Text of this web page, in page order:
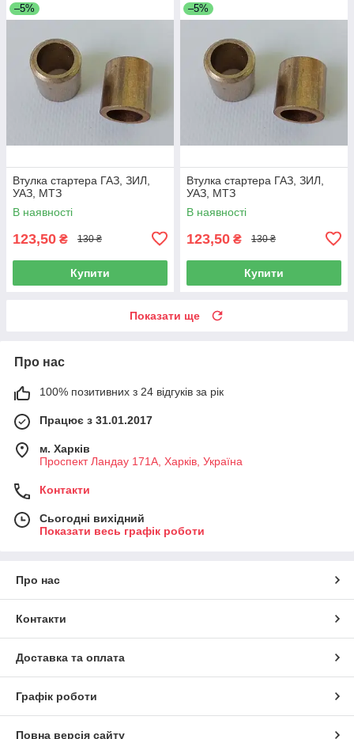
–5%
Втулка стартера ГАЗ, ЗИЛ,
УАЗ, МТЗ
В наявності
123,50 ₴ 130 ₴
Купити
–5%
Втулка стартера ГАЗ, ЗИЛ,
УАЗ, МТЗ
В наявності
123,50 ₴ 130 ₴
Купити
Показати ще
Про нас
100% позитивних з 24 відгуків за рік
Працює з 31.01.2017
м. Харків
Проспект Ландау 171А, Харків, Україна
Контакти
Сьогодні вихідний
Показати весь графік роботи
Про нас
Контакти
Доставка та оплата
Графік роботи
Повна версія сайту